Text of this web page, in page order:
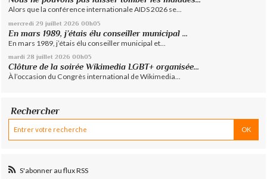
Alors que la conférence internationale AIDS 2026 se...
mercredi 29 juillet 2026 00h05
En mars 1989, j’étais élu conseiller municipal ...
En mars 1989, j’étais élu conseiller municipal et...
mardi 28 juillet 2026 00h05
Clôture de la soirée Wikimedia LGBT+ organisée...
À l’occasion du Congrès international de Wikimedia...
Rechercher
S'abonner au flux RSS